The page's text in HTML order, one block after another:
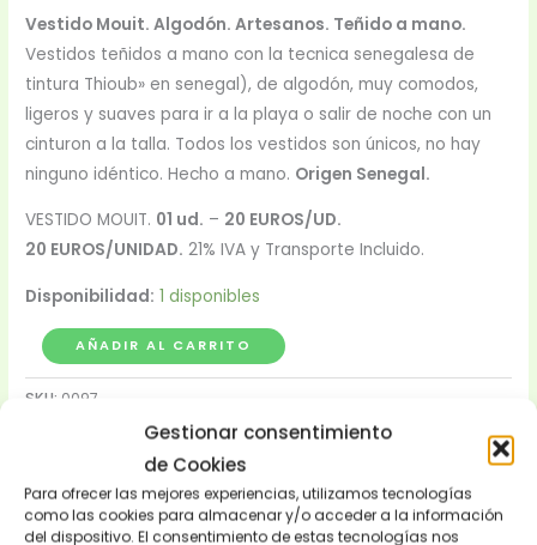
Gestionar consentimiento
de Cookies
Para ofrecer las mejores experiencias, utilizamos tecnologías
como las cookies para almacenar y/o acceder a la información
del dispositivo. El consentimiento de estas tecnologías nos
Vestido Mouit. Algodón. Artesanos. Teñido a mano.
Vestidos teñidos a mano con la tecnica senegalesa de
tintura Thioub» en senegal), de algodón, muy comodos,
ligeros y suaves para ir a la playa o salir de noche con un
cinturon a la talla. Todos los vestidos son únicos, no hay
ninguno idéntico. Hecho a mano. Origen Senegal.
VESTIDO MOUIT. 01 ud. – 20 EUROS/UD.
20 EUROS/UNIDAD. 21% IVA y Transporte Incluido.
Disponibilidad: 1 disponibles
AÑADIR AL CARRITO
SKU: 0097
Moda y Complementos,Rita Haoua
vestido
Comparte esto: